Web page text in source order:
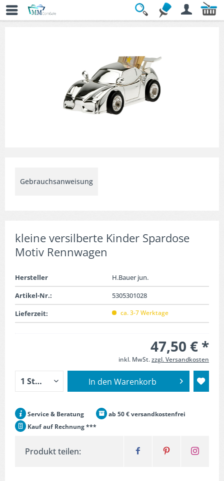
Übersicht
Gebrauchsanweisung
kleine versilberte Kinder Spardose
Motiv Rennwagen
Hersteller
H.Bauer jun.
Artikel-Nr.:
5305301028
Lieferzeit:
ca. 3-7 Werktage
47,50 € *
inkl. MwSt.zzgl. Versandkosten
In den Warenkorb
Service & Beratung
ab 50 € versandkostenfrei
Kauf auf Rechnung ***
Produkt teilen: